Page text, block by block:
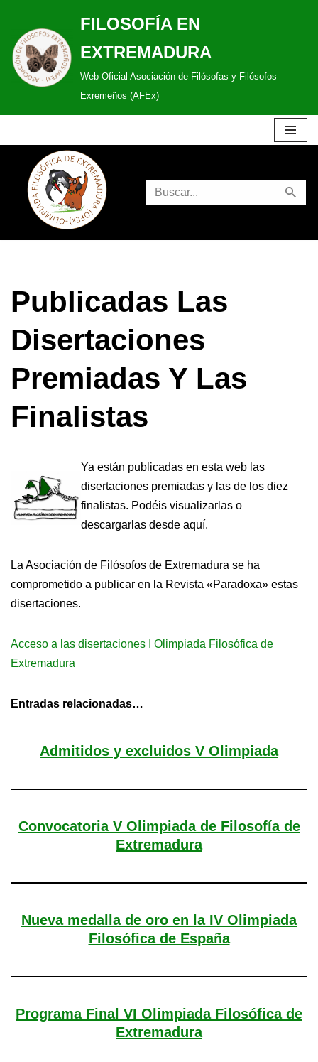
Saltar
al
contenido
FILOSOFÍA EN
EXTREMADURA
Web Oficial Asociación de Filósofas y Filósofos
Exremeños (AFEx)
Publicadas Las
Disertaciones
Premiadas Y Las
Finalistas
Ya están publicadas en esta web las
disertaciones premiadas y las de los diez
finalistas. Podéis visualizarlas o
descargarlas desde aquí.
La Asociación de Filósofos de Extremadura se ha
comprometido a publicar en la Revista «Paradoxa» estas
disertaciones.
Acceso a las disertaciones I Olimpiada Filosófica de
Extremadura
Entradas relacionadas…
Admitidos y excluidos V Olimpiada
Convocatoria V Olimpiada de Filosofía de
Extremadura
Nueva medalla de oro en la IV Olimpiada
Filosófica de España
Programa Final VI Olimpiada Filosófica de
Extremadura